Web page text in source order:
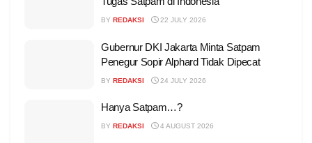
BY REDAKSI 22 JULY 2026
Gubernur DKI Jakarta Minta Satpam
Penegur Sopir Alphard Tidak Dipecat
BY REDAKSI 24 JULY 2026
Hanya Satpam…?
BY REDAKSI 4 AUGUST 2026